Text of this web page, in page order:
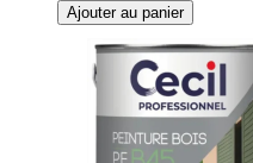
Ajouter au panier